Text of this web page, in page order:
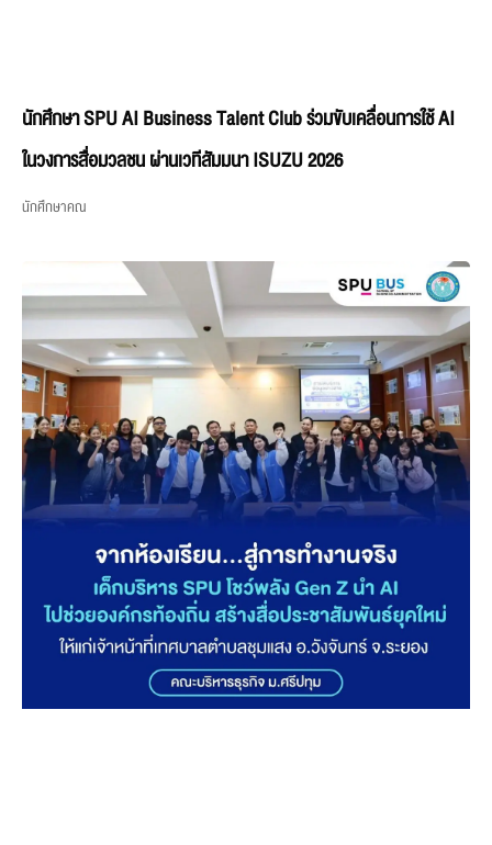
นักศึกษา SPU AI Business Talent Club ร่วมขับเคลื่อนการใช้ AI
ในวงการสื่อมวลชน ผ่านเวทีสัมมนา ISUZU 2026
นักศึกษาคณ